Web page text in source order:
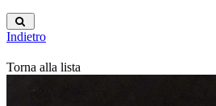
Indietro
Torna alla lista